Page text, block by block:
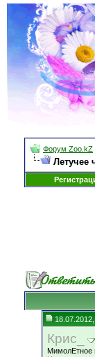
Форум Zoo.kZ
Летучее
Крис_
МимолЕтное